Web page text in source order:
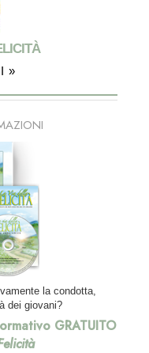
»
la condotta,
dei giovani?
GRATUITO